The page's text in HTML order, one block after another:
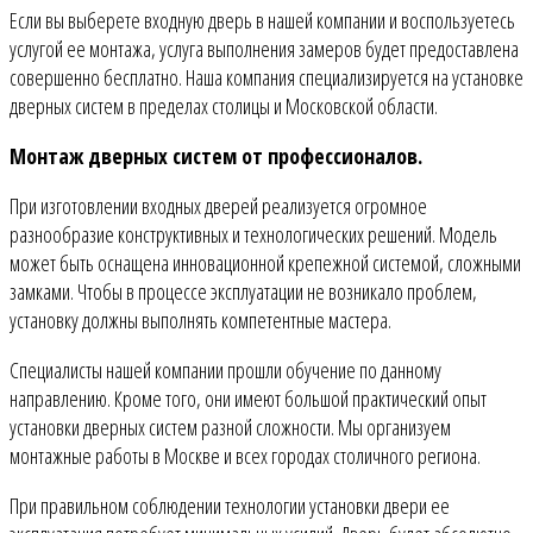
Если вы выберете входную дверь в нашей компании и воспользуетесь
услугой ее монтажа, услуга выполнения замеров будет предоставлена
совершенно бесплатно. Наша компания специализируется на установке
дверных систем в пределах столицы и Московской области.
Монтаж дверных систем от профессионалов.
При изготовлении входных дверей реализуется огромное
разнообразие конструктивных и технологических решений. Модель
может быть оснащена инновационной крепежной системой, сложными
замками. Чтобы в процессе эксплуатации не возникало проблем,
установку должны выполнять компетентные мастера.
Специалисты нашей компании прошли обучение по данному
направлению. Кроме того, они имеют большой практический опыт
установки дверных систем разной сложности. Мы организуем
монтажные работы в Москве и всех городах столичного региона.
При правильном соблюдении технологии установки двери ее